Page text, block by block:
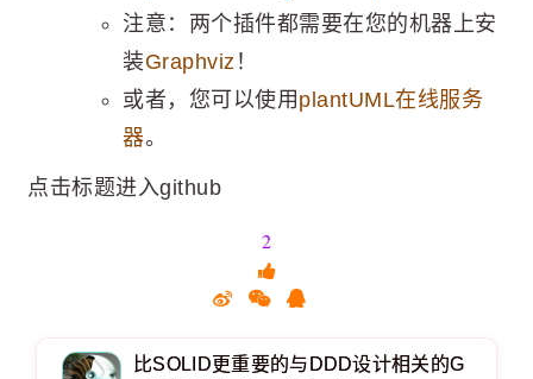
注意：两个插件都需要在您的机器上安
装Graphviz ！
或者，您可以使用 plantUML在线服务
器。
点击标题进入github
2
比SOLID更重要的与DDD设计相关的G